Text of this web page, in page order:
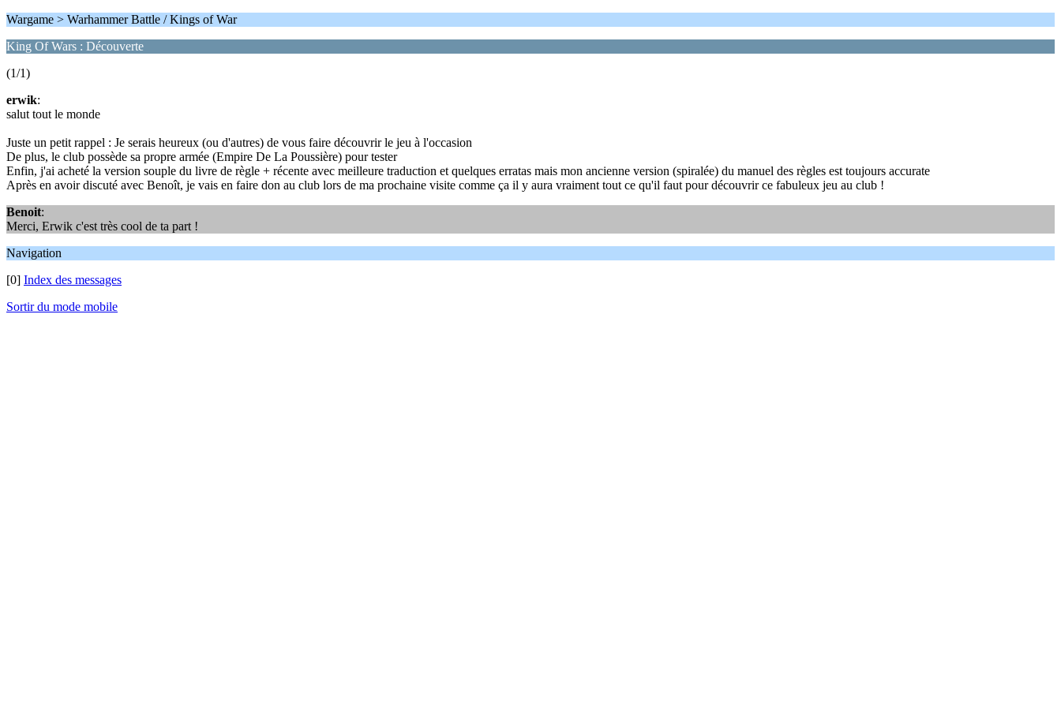
Wargame > Warhammer Battle / Kings of War
King Of Wars : Découverte
(1/1)
erwik:
salut tout le monde
Juste un petit rappel : Je serais heureux (ou d'autres) de vous faire découvrir le jeu à l'occasion
De plus, le club possède sa propre armée (Empire De La Poussière) pour tester
Enfin, j'ai acheté la version souple du livre de règle + récente avec meilleure traduction et quelques erratas mais mon ancienne version (spiralée) du manuel des règles est toujours accurate
Après en avoir discuté avec Benoît, je vais en faire don au club lors de ma prochaine visite comme ça il y aura vraiment tout ce qu'il faut pour découvrir ce fabuleux jeu au club !
Benoit:
Merci, Erwik c'est très cool de ta part !
Navigation
[0] Index des messages
Sortir du mode mobile